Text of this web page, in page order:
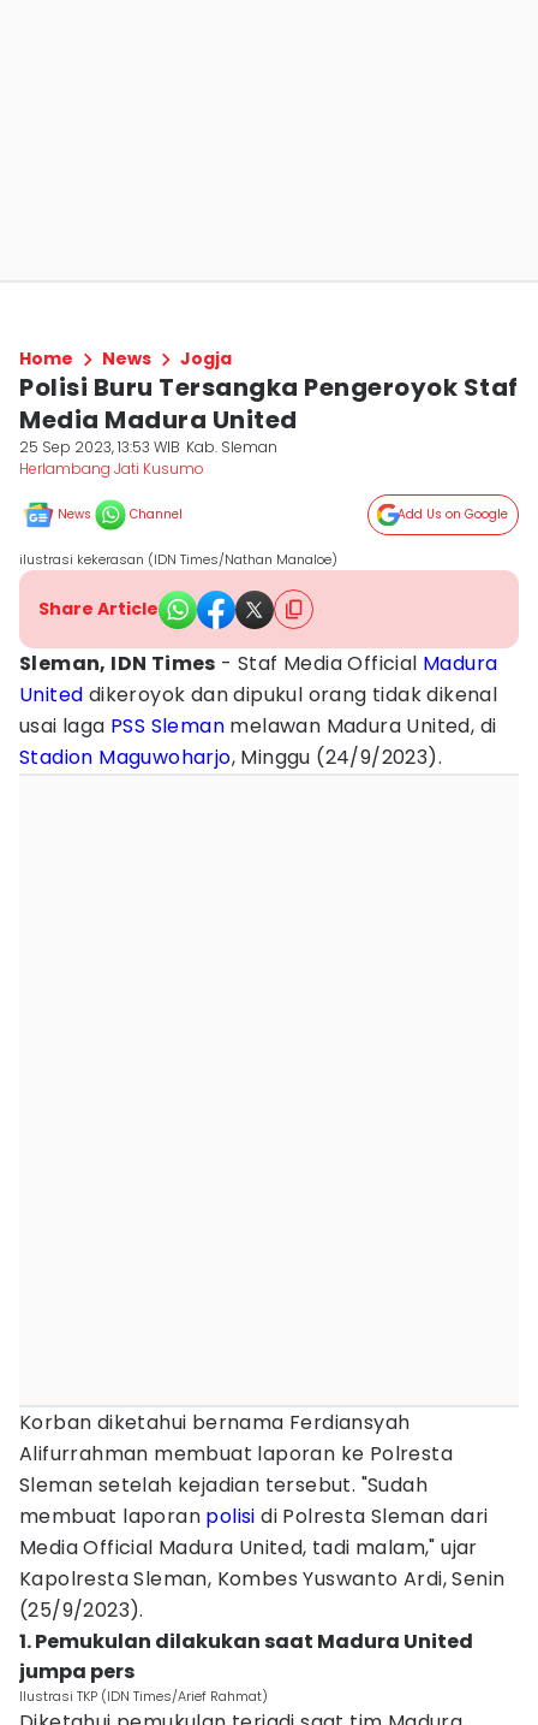
Home News Jogja
Polisi Buru Tersangka Pengeroyok Staf
Media Madura United
25 Sep 2023, 13:53 WIB Kab. Sleman
Herlambang Jati Kusumo
News Channel Add Us on Google
ilustrasi kekerasan (IDN Times/Nathan Manaloe)
Share Article
Sleman, IDN Times - Staf Media Official Madura
United dikeroyok dan dipukul orang tidak dikenal
usai laga PSS Sleman melawan Madura United, di
Stadion Maguwoharjo, Minggu (24/9/2023).
Korban diketahui bernama Ferdiansyah
Alifurrahman membuat laporan ke Polresta
Sleman setelah kejadian tersebut. "Sudah
membuat laporan polisi di Polresta Sleman dari
Media Official Madura United, tadi malam," ujar
Kapolresta Sleman, Kombes Yuswanto Ardi, Senin
(25/9/2023).
1. Pemukulan dilakukan saat Madura United
jumpa pers
Ilustrasi TKP (IDN Times/Arief Rahmat)